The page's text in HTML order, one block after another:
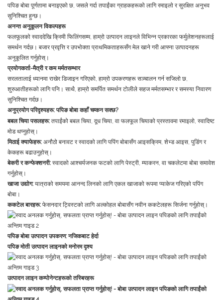
पपिङ बोबा पूर्णतामा बनाइएको छ, जसले गर्दा तपाईंका ग्राहकहरूको लागि रमाइलो र सुरक्षित अनुभव
सुनिश्चित हुन्छ।
अनन्त अनुकूलन विकल्पहरू
फलफूलको स्वाददेखि क्रिमी फिलिंगसम्म, हाम्रो उत्पादन लाइनले विभिन्न प्रकारका फर्मुलेशनहरूलाई
समर्थन गर्दछ। बजार प्रवृत्ति र उपभोक्ता प्राथमिकताहरूसँग मेल खाने गरी आफ्ना उत्पादनहरू
अनुकूलित गर्नुहोस्।
प्रयोगकर्ता-मैत्री र कम मर्मतसम्भार
सरलतालाई ध्यानमा राखेर डिजाइन गरिएको, हाम्रो उपकरणहरू सञ्चालन गर्न सजिलो छ,
शुरुआतीहरूको लागि पनि। साथै, हाम्रो समर्पित समर्थन टोलीले सहज मर्मतसम्भार र समस्या निवारण
सुनिश्चित गर्दछ।
अनुप्रयोग परिदृश्यहरू: पपिङ बोबा कहाँ चम्कन सक्छ?
बबल चिया पसलहरू: तपाईंको बबल चिया, दूध चिया, वा फलफूल चियाको प्रस्तावमा रमाइलो, स्वादिष्ट
मोड थप्नुहोस्।
मिठाई क्याफेहरू: अनौठो बनावट र स्वादको लागि पपिंग बोबासँग आइसक्रिम, शेभ्ड आइस, पुडिंग र
केकहरू बढाउनुहोस्।
बेकरी र कन्फेक्शनरी: स्वादको आश्चर्यजनक फटको लागि पेस्ट्री, म्याकरन, वा चकलेटमा बोबा समावेश
गर्नुहोस्।
खाजा उद्योग: यात्राको समयमा आनन्द लिनको लागि एकल खाजाको रूपमा प्याकेज गरिएको पपिंग
बोबा।
ककटेल बारहरू: फेसनदार ट्विस्टको लागि अल्कोहल बोबासँग नवीन ककटेलहरू सिर्जना गर्नुहोस्।
पपिङ बोबा उत्पादन उपकरण: नजिकबाट हेर्दा
पपिङ मोती उत्पादन लाइनको मनोरम दृश्य
उत्पादन लाइन कम्पोनेन्टहरूको तस्बिरहरू